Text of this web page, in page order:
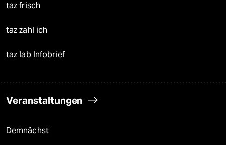
taz frisch
taz zahl ich
taz lab Infobrief
Veranstaltungen
Demnächst